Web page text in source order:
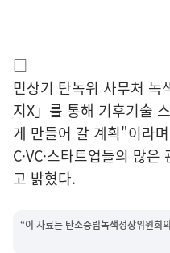
□
민상기 탄녹위 사무처
지X」를 통해 기후기술
게 만들어 갈 계획"이라
C·VC·스타트업들의 많
고 밝혔다.
“이 자료는 탄소중립녹색성장위원회